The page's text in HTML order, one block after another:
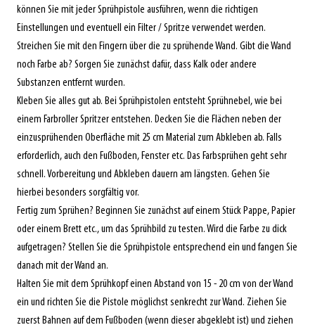
können Sie mit jeder Sprühpistole ausführen, wenn die richtigen
Einstellungen und eventuell ein Filter / Spritze verwendet werden.
Streichen Sie mit den Fingern über die zu sprühende Wand. Gibt die Wand
noch Farbe ab? Sorgen Sie zunächst dafür, dass Kalk oder andere
Substanzen entfernt wurden.
Kleben Sie alles gut ab. Bei Sprühpistolen entsteht Sprühnebel, wie bei
einem Farbroller Spritzer entstehen. Decken Sie die Flächen neben der
einzusprühenden Oberfläche mit 25 cm Material zum Abkleben ab. Falls
erforderlich, auch den Fußboden, Fenster etc. Das Farbsprühen geht sehr
schnell. Vorbereitung und Abkleben dauern am längsten. Gehen Sie
hierbei besonders sorgfältig vor.
Fertig zum Sprühen? Beginnen Sie zunächst auf einem Stück Pappe, Papier
oder einem Brett etc., um das Sprühbild zu testen. Wird die Farbe zu dick
aufgetragen? Stellen Sie die Sprühpistole entsprechend ein und fangen Sie
danach mit der Wand an.
Halten Sie mit dem Sprühkopf einen Abstand von 15 - 20 cm von der Wand
ein und richten Sie die Pistole möglichst senkrecht zur Wand. Ziehen Sie
zuerst Bahnen auf dem Fußboden (wenn dieser abgeklebt ist) und ziehen